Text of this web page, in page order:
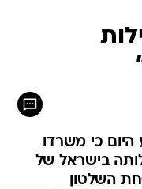
היום כי משרדו
בישראל של
השלטון